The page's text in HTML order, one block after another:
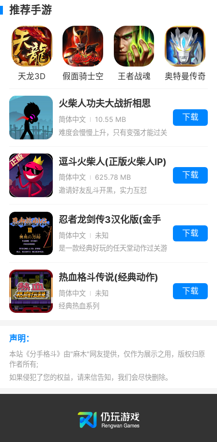
斗过程让你能轻松的享受到更多的乐趣
3、你会在这里继续获得丰厚的胜利，让你
获得最珍贵的奖励，还有更多可爱的迷你角色可
以自由选择
4、滑稽的人物建模，让你在刺激的打斗中
不乏一丝欢笑
5、两个不同的人物选择，加入比赛中展现
你的超凡战斗力，每一局的比赛都十分刺激
小编评价
分手格斗是一款可以联机对战的格斗游戏，
这款游戏采用了经典的火柴人形象，你需要控制
自己的火柴人和敌人进行战斗，想要赢得比赛你
必须学会各种超强的格斗技巧并且灵活使用它
们，快来一起参加这场格斗比赛吧！来吧
推荐手游
天龙3D
假面骑士空
王者战魂
奥特曼传奇
火柴人功夫大战折相思
简体中文
10.55 MB
难度会慢慢上升，只有变强才能过关
下载
逗斗火柴人(正版火柴人IP)
简体中文
625.78 MB
邀请好友乱斗开黑，实力互怼
下载
忍者龙剑传3汉化版(金手
指)
简体中文
未知
是一款经典好玩的任天堂动作过关游
下载
热血格斗传说(经典动作)
简体中文
未知
经典热血系列
下载
声明：
本站《分手格斗》由"麻木"网友提供，仅作为展示之用，版权归原
作者所有;
如果侵犯了您的权益，请来信告知，我们会尽快删除。